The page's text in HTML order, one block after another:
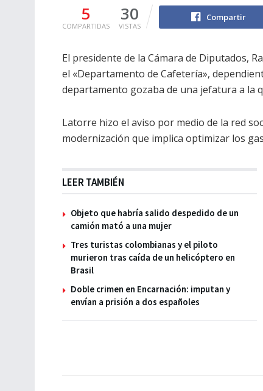
5
COMPARTIDAS
30
VISTAS
Compartir
El presidente de la Cámara de Diputados,
el «Departamento de Cafetería»,
departamento gozaba de una jefatura a la
Latorre hizo el aviso por medio de la red
modernización que implica optimizar los
LEER TAMBIÉN
Objeto que habría salido despedido de un
camión mató a una mujer
Tres turistas colombianas y el piloto
murieron tras caída de un helicóptero en
Brasil
Doble crimen en Encarnación: imputan y
envían a prisión a dos españoles